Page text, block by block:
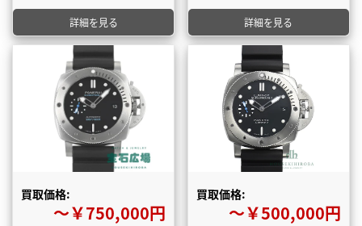
詳細を見る 詳細を見る
買取価格:
〜￥750,000円
買取価格:
〜￥500,000円